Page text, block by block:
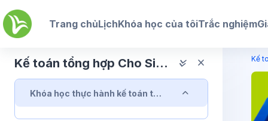
Chuyển tới nội dung chính
Trang chủLịchKhóa học của tôiTrắc nghiệm
Kế toán tổng hợp Cho Sinh Viên
Khóa học thực hành kế toán tổng hợp dành cho sinh viên Rút gọn
Kế